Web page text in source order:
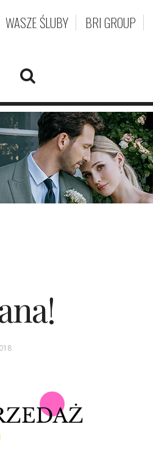
WASZE ŚLUBY BRI GROUP